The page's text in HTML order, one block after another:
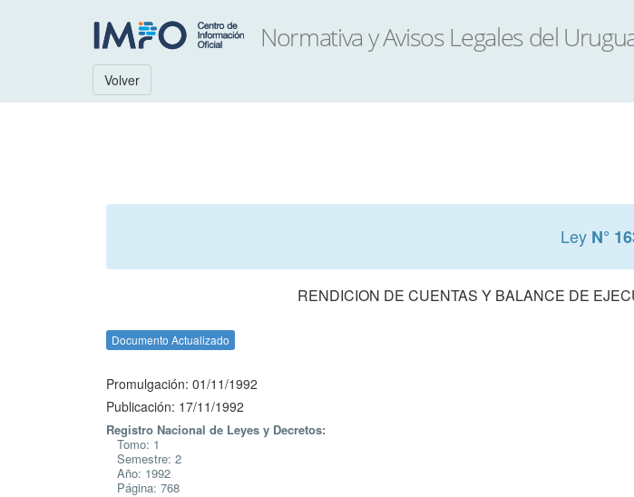
Volver
Ley N°
RENDICION DE CUENTAS Y BALANCE DE
Documento Actualizado
Promulgación: 01/11/1992
Publicación: 17/11/1992
Registro Nacional de Leyes y Decretos:
Tomo: 1
Semestre: 2
Año: 1992
Página: 768